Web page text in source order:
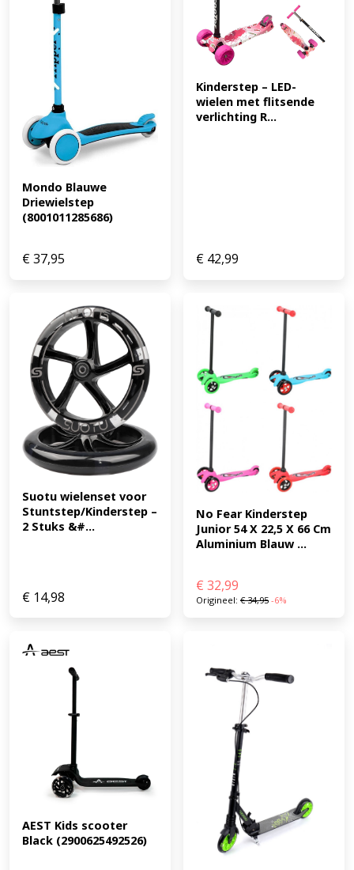
Wildberry Leeftijd: 1-5 jaar Lengtebereik: 82-118 cm
Maximale belasting: 20 kg zitfunctie / 50 kg stepfunctie
Duwstang: 3 hoogtes Voetsteunen: afneembaar (EAN:
9120133000690)
Mondo Blauwe
Driewielstep
(8001011285686)
€37,95
Kinderstep – LED-
wielen met flitsende
verlichting R...
€ 42,99
Suotu wielenset voor
Stuntstep/Kinderstep –
2 Stuks &#...
€ 14,98
No Fear Kinderstep
Junior 54 X 22,5 X 66 Cm
Aluminium Blauw ...
€ 32,99
Origineel: €34,95 -6%
AEST Kids scooter
Black (2900625492526)